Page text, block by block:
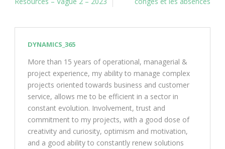
DYNAMICS_365
More than 15 years of operational, managerial &
project experience, my ability to manage complex
projects oriented towards business and customer
service, allows me to be efficient in a sector in
constant evolution. Involvement, trust and
commitment to my projects, with a good dose of
creativity and curiosity, optimism and motivation,
and a good ability to constantly renew solutions